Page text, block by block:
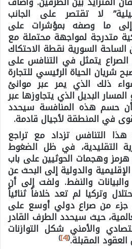
لا تقتصر على الجانب
ما وصفه بمؤشرات على
متدرجة لمواجهة محتملة مع
الساحة السورية نقطة الاحتكاك
الصراع يتمثل في التنافس على
شريان الحياة الرئيسي للتجارة
سواء ذلك الذي يمر عبر موانئ
المسار البديل الذي يتجاوزها عبر
أن حسم هذه المنافسة سيحدد
في المنطقة لأجيال قادمة.
التنافس تزداد مع تراجع
التقليدية، في ظل الضغوط
وهجمات الحوثيين على باب
والدولية إلى البحث عن
والنفط. ولفت إلى أن
وتركيا لم تعد خلافاً ثنائياً
جزء من صراع دولي أوسع على
حيث سيحدد الطرف القادر
والأمني شكل التوازنات
العقود المقبلة.(
[4]
)